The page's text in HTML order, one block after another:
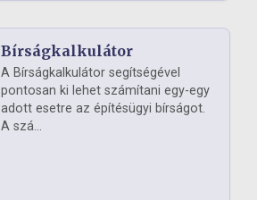
Bírságkalkulátor
A Bírságkalkulátor segítségével
pontosan ki lehet számítani egy-egy
adott esetre az építésügyi bírságot.
A szá...